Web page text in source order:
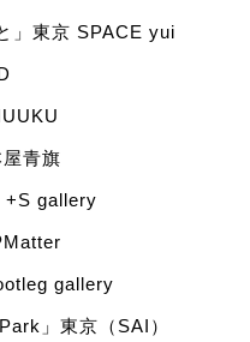
」東京 SPACE yui
青旗
+S gallery
gallery
」東京（SAI）